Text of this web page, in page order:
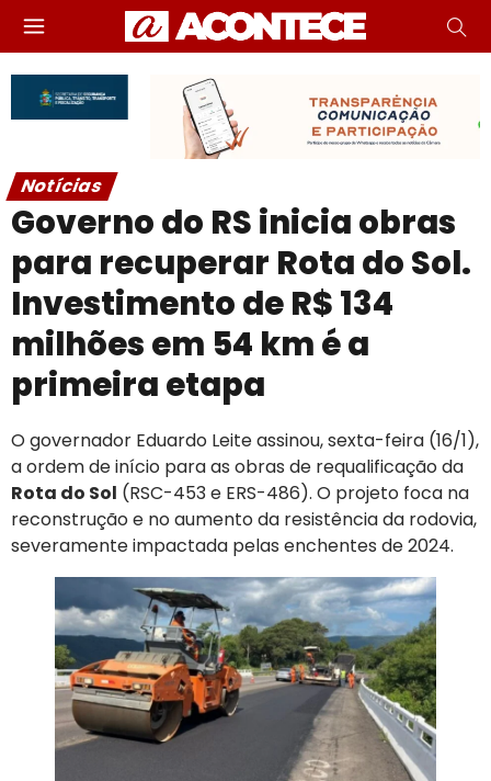
Notícias
Governo do RS inicia obras
para recuperar Rota do Sol.
Investimento de R$ 134
milhões em 54 km é a
primeira etapa
O governador Eduardo Leite assinou, sexta-feira (16/1),
a ordem de início para as obras de requalificação da
Rota do Sol (RSC-453 e ERS-486). O projeto foca na
reconstrução e no aumento da resistência da rodovia,
severamente impactada pelas enchentes de 2024.